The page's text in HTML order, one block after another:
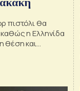
πιστόλι θα
η Ελληνίδα
θέση και